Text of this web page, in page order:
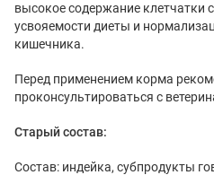
высокое содержание клетчатки
усвояемости диеты и
кишечника.
Перед применением корма
проконсультироваться с
Старый состав:
Состав: индейка, субпродукты